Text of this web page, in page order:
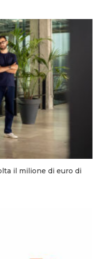
il milione di euro di